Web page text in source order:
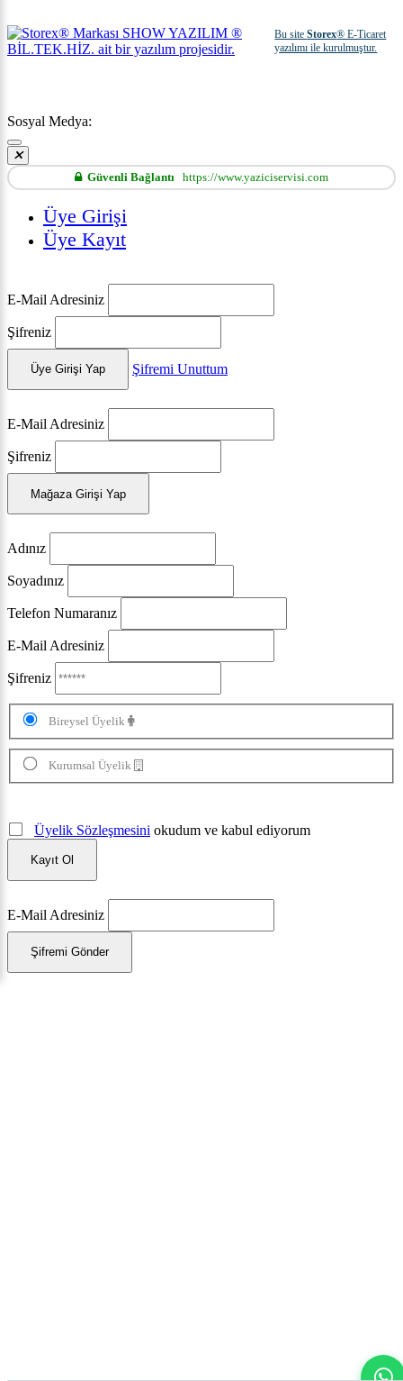
Bu siteStorex® E-Ticaret
yazılımı ile kurulmuştur.
Sosyal Medya:
Güvenli Bağlantı https://www.yaziciservisi.com
Üye Girişi
Üye Kayıt
E-Mail Adresiniz
Şifreniz
Üye Girişi Yap Şifremi Unuttum
E-Mail Adresiniz
Şifreniz
Mağaza Girişi Yap
Adınız
Soyadınız
Telefon Numaranız
E-Mail Adresiniz
Şifreniz
Bireysel Üyelik
Kurumsal Üyelik
Üyelik Sözleşmesini okudum ve kabul ediyorum
Kayıt Ol
E-Mail Adresiniz
Şifremi Gönder